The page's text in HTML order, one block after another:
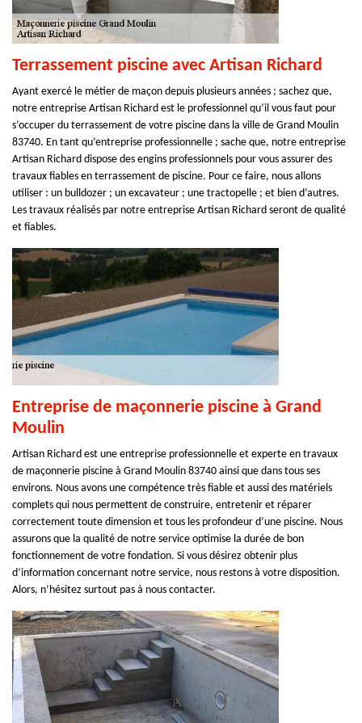
Terrassement piscine avec Artisan Richard
Ayant exercé le métier de maçon depuis plusieurs années ; sachez que,
notre entreprise Artisan Richard est le professionnel qu’il vous faut pour
s’occuper du terrassement de votre piscine dans la ville de Grand Moulin
83740. En tant qu’entreprise professionnelle ; sache que, notre entreprise
Artisan Richard dispose des engins professionnels pour vous assurer des
travaux fiables en terrassement de piscine. Pour ce faire, nous allons
utiliser : un bulldozer ; un excavateur ; une tractopelle ; et bien d’autres.
Les travaux réalisés par notre entreprise Artisan Richard seront de qualité
et fiables.
Entreprise de maçonnerie piscine à Grand
Moulin
Artisan Richard est une entreprise professionnelle et experte en travaux
de maçonnerie piscine à Grand Moulin 83740 ainsi que dans tous ses
environs. Nous avons une compétence très fiable et aussi des matériels
complets qui nous permettent de construire, entretenir et réparer
correctement toute dimension et tous les profondeur d’une piscine. Nous
assurons que la qualité de notre service optimise la durée de bon
fonctionnement de votre fondation. Si vous désirez obtenir plus
d’information concernant notre service, nous restons à votre disposition.
Alors, n’hésitez surtout pas à nous contacter.